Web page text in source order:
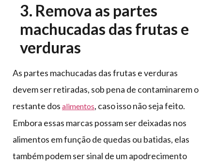
3. Remova as partes
machucadas das frutas e
verduras
As partes machucadas das frutas e verduras
devem ser retiradas, sob pena de contaminarem o
restante dos alimentos, caso isso não seja feito.
Embora essas marcas possam ser deixadas nos
alimentos em função de quedas ou batidas, elas
também podem ser sinal de um apodrecimento